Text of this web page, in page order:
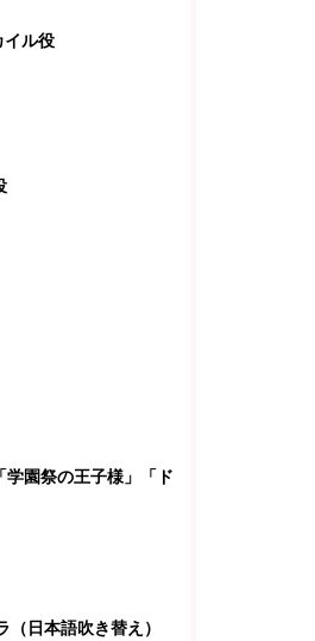
イル役
学園祭の王子様」「ド
日本語吹き替え）